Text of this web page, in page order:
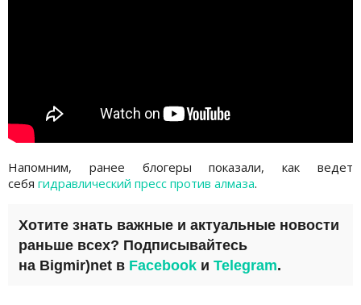
Напомним, ранее блогеры показали, как ведет
себя гидравлический пресс против алмаза.
Хотите знать важные и актуальные новости
раньше всех? Подписывайтесь
на Bigmir)net в Facebook и Telegram.